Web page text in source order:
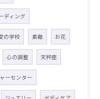
ディング
の学校 素敵 お花
心の調整 天秤座
ーセンター